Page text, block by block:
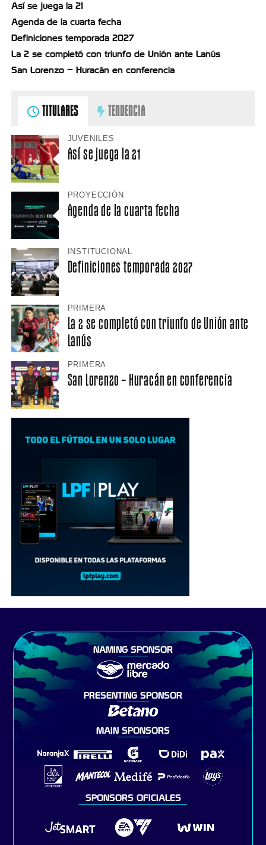
Así se juega la 21
Agenda de la cuarta fecha
Definiciones temporada 2027
La 2 se completó con triunfo de Unión ante Lanús
San Lorenzo – Huracán en conferencia
TITULARES TENDENCIA
JUVENILES
Así se juega la 21
PROYECCIÓN
Agenda de la cuarta fecha
INSTITUCIONAL
Definiciones temporada 2027
PRIMERA
La 2 se completó con triunfo de Unión ante
Lanús
PRIMERA
San Lorenzo – Huracán en conferencia
NAMING SPONSOR
PRESENTING SPONSOR
MAIN SPONSORS
SPONSORS OFICIALES